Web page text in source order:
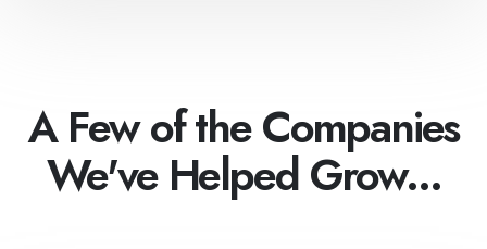
A Few of the Companies
We've Helped Grow...